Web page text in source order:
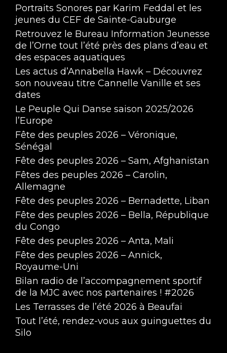
Portraits Sonores par Karim Feddal et les
jeunes du CEF de Sainte-Gauburge
Retrouvez le Bureau Information Jeunesse
de l’Orne tout l’été près des plans d’eau et
des espaces aquatiques
Les actus d’Annabella Hawk – Découvrez
son nouveau titre Cannelle Vanille et ses
dates
Le Peuple Qui Danse saison 2025/2026
l’Europe
Fête des peuples 2026 – Véronique,
Sénégal
Fête des peuples 2026 – Sam, Afghanistan
Fêtes des peuples 2026 – Carolin,
Allemagne
Fête des peuples 2026 – Bernadette, Liban
Fête des peuples 2026 – Bella, République
du Congo
Fête des peuples 2026 – Anta, Mali
Fête des peuples 2026 – Annick,
Royaume-Uni
Bilan radio de l’accompagnement sportif
de la MJC avec nos partenaires ! #2026
Les Terrasses de l’été 2026 à Beaufai
Tout l’été, rendez-vous aux guinguettes du
Silo